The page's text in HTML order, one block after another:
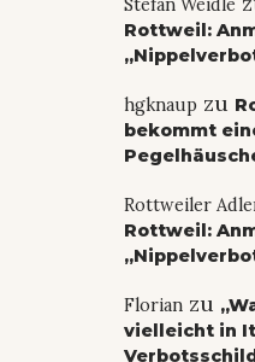
Stefan Weidle
Rottweil:
hgknaupzu
bekommt
Rottweiler
Rottweil:
Florianzu
vielleicht in